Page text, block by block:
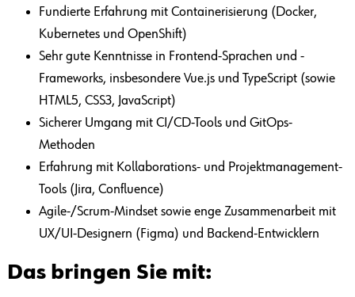
Fundierte Erfahrung mit Containerisierung (Docker,
Kubernetes und OpenShift)
Sehr gute Kenntnisse in Frontend-Sprachen und -
Frameworks, insbesondere Vue.js und TypeScript (sowie
HTML5, CSS3, JavaScript)
Sicherer Umgang mit CI/CD-Tools und GitOps-
Methoden
Erfahrung mit Kollaborations- und Projektmanagement-
Tools (Jira, Confluence)
Agile-/Scrum-Mindset sowie enge Zusammenarbeit mit
UX/UI-Designern (Figma) und Backend-Entwicklern
Das bringen Sie mit: